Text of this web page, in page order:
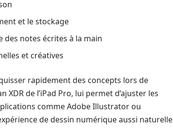
et le stockage
notes écrites à la main
et créatives
rapidement des concepts lors de
XDR de l’iPad Pro, lui permet d’ajuster les
comme Adobe Illustrator ou
de dessin numérique aussi naturelle